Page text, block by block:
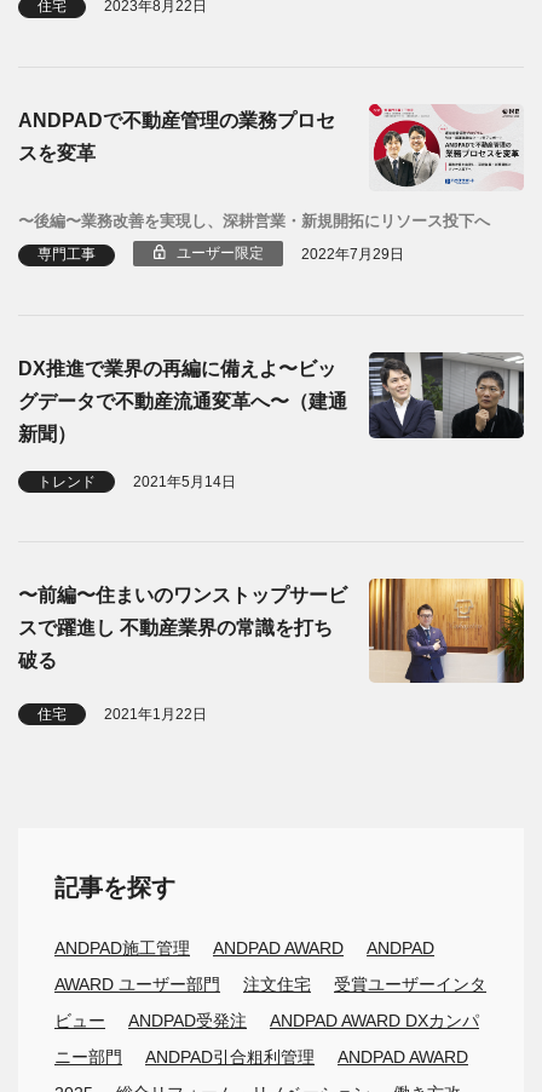
住宅 2023年8月22日
ANDPADで不動産管理の業務プロセ
スを変革
〜後編〜業務改善を実現し、深耕営業・新規開拓にリソース投下へ
専門工事 ユーザー限定 2022年7月29日
DX推進で業界の再編に備えよ〜ビッ
グデータで不動産流通変革へ〜（建通
新聞）
トレンド 2021年5月14日
〜前編〜住まいのワンストップサービ
スで躍進し 不動産業界の常識を打ち
破る
住宅 2021年1月22日
記事を探す
ANDPAD施工管理 ANDPAD AWARD
ANDPAD
AWARD ユーザー部門
注文住宅
受賞ユーザーインタ
ビュー
ANDPAD受発注
ANDPAD AWARD DXカンパ
ニー部門
ANDPAD引合粗利管理
ANDPAD AWARD